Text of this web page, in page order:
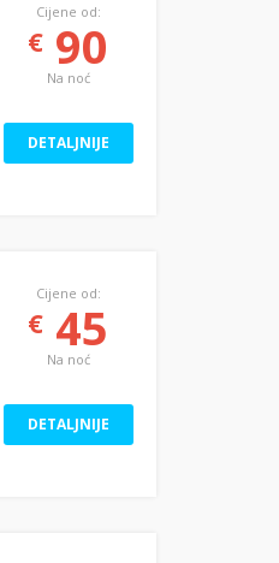
Cijene od:
€ 90
Na noć
DETALJNIJE
Cijene od:
€ 45
Na noć
DETALJNIJE